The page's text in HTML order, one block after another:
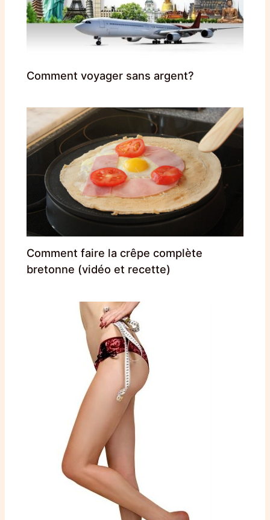
Comment voyager sans argent?
Comment faire la crêpe complète
bretonne (vidéo et recette)